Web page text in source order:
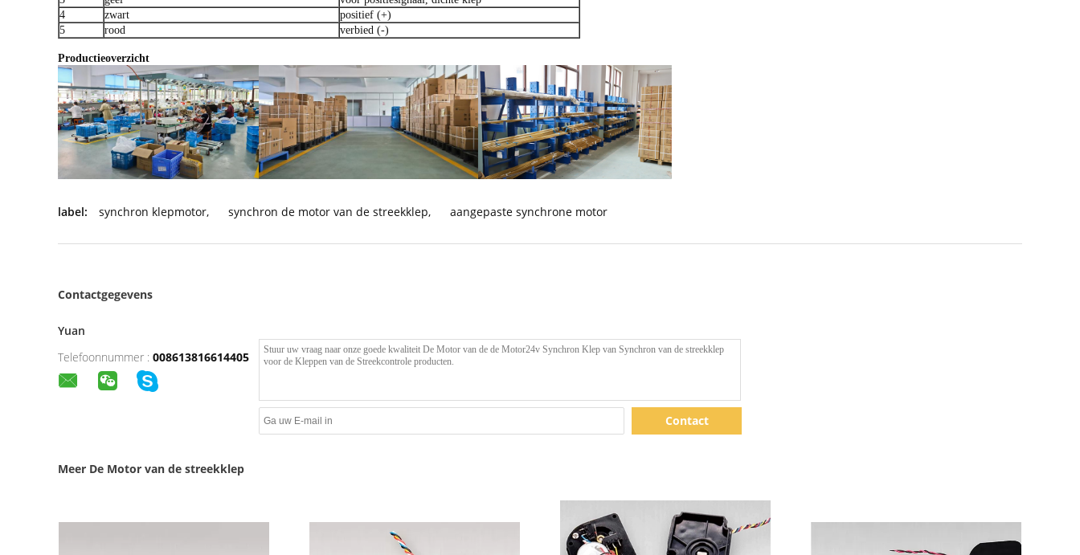
4
zwart
positief (+)
5
rood verbied (-)
Productieoverzicht
label: synchron klepmotor, synchron de motor van de streekklep, aangepaste synchrone motor
Contactgegevens
Yuan
Telefoonnummer : 008613816614405
Contact
Meer De Motor van de streekklep